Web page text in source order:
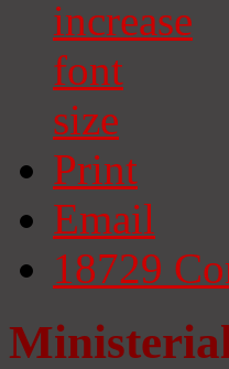
Print
Email
18729